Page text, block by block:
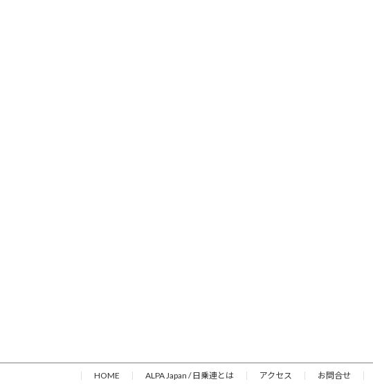
HOME ALPA Japan / 日乗連とは アクセス お問合せ